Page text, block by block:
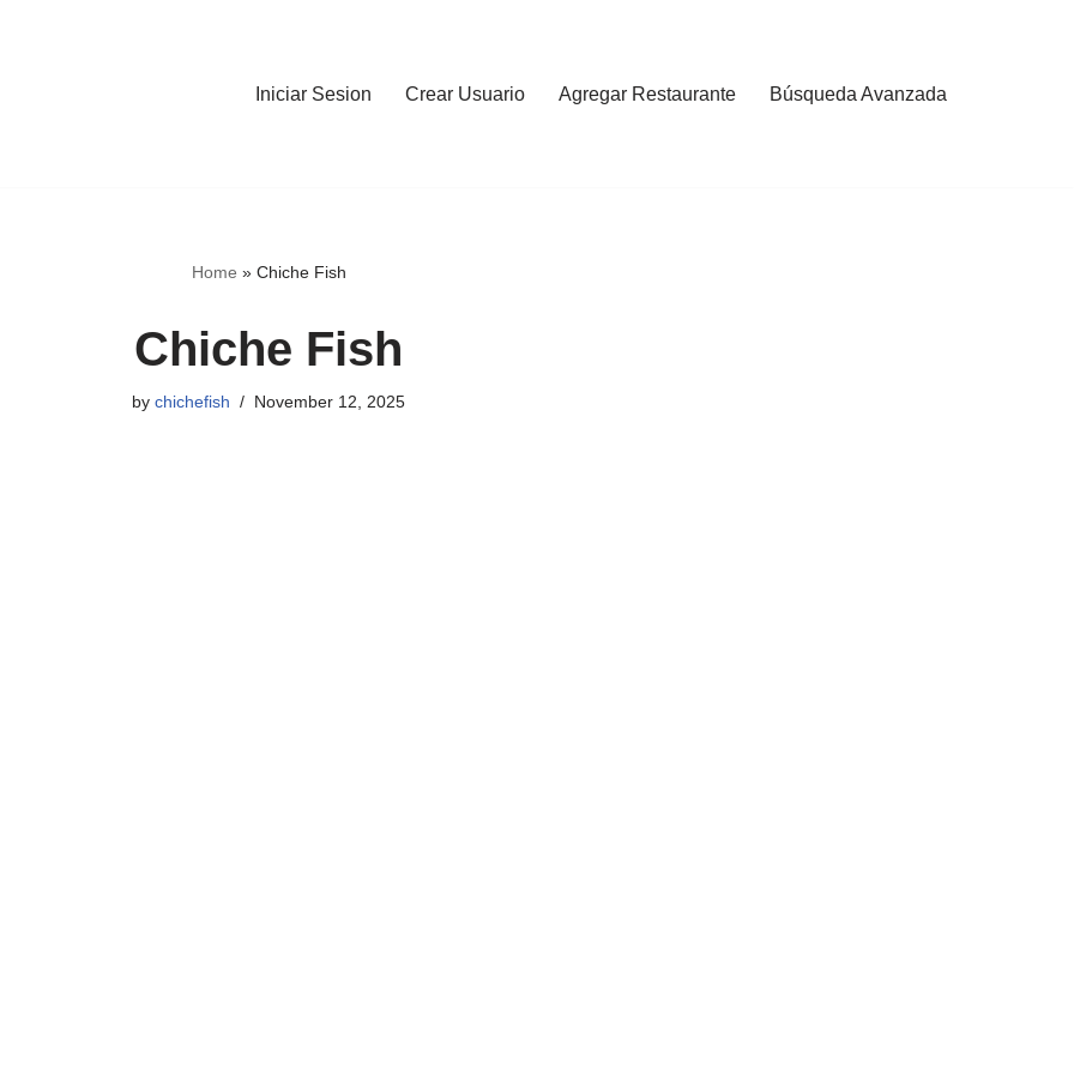
Iniciar Sesion Crear Usuario Agregar Restaurante Búsqueda Avanzada
Home » Chiche Fish
Chiche Fish
by chichefish November 12, 2025